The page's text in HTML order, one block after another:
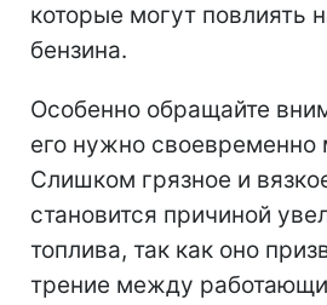
которые могут повлиять
бензина.
Особенно обращайте
его нужно своевременно
Слишком грязное и
становится причиной
топлива, так как оно
трение между